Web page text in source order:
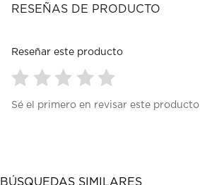
RESEÑAS DE PRODUCTO
Reseñar este producto
para
1
paraparaparapara
Sé el primero en revisar este producto
BÚSQUEDAS SIMILARES